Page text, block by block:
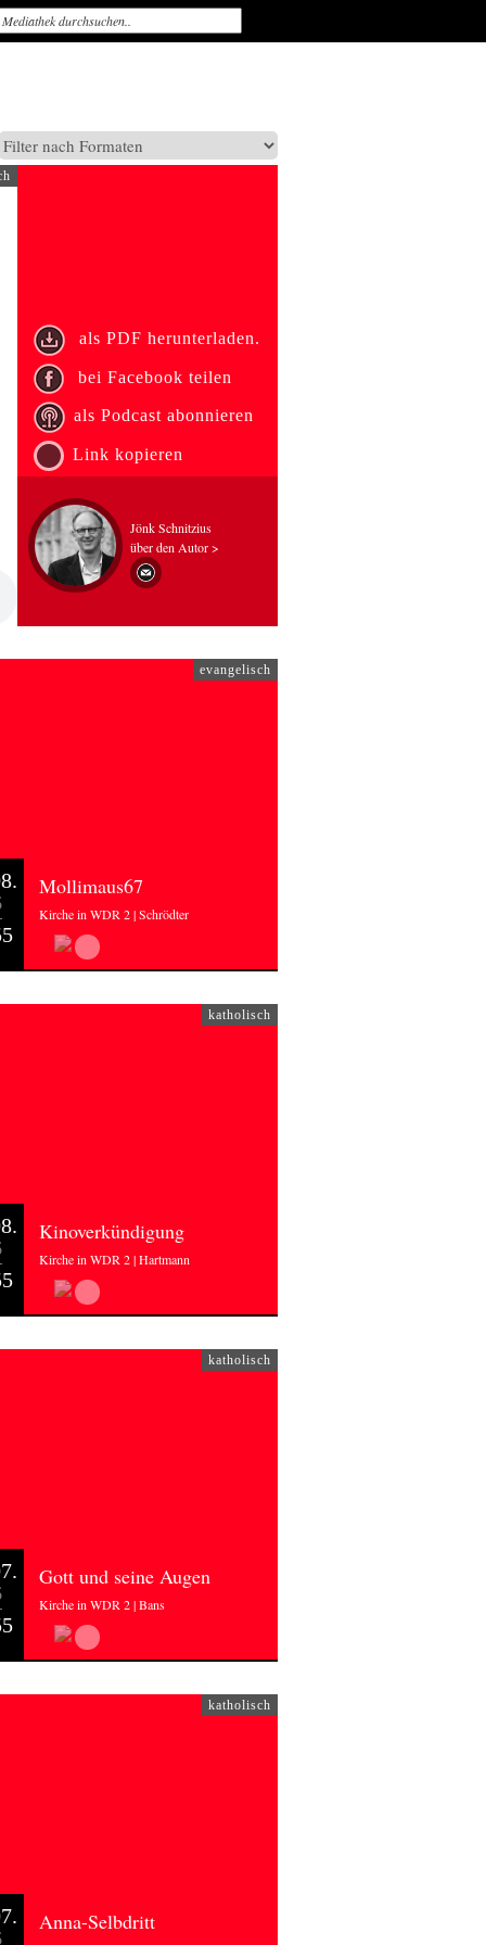
als PDF herunterladen.
bei Facebook teilen
als Podcast abonnieren
Link kopieren
Jönk Schnitzius
über den Autor >
evangelisch
Mollimaus67
Kirche in WDR 2 | Schrödter
katholisch
Kinoverkündigung
Kirche in WDR 2 | Hartmann
katholisch
Gott und seine Augen
Kirche in WDR 2 | Bans
katholisch
Anna-Selbdritt